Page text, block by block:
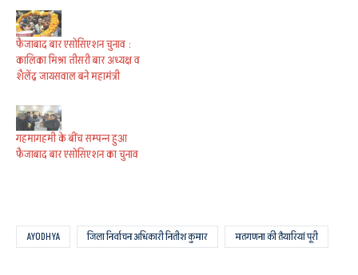
फैजाबाद बार एसोसिएशन चुनाव :
कालिका मिश्रा तीसरी बार अध्यक्ष व
शैलेंद्र जायसवाल बने महामंत्री
गहमागहमी के बींच सम्पन्न हुआ
फैजाबाद बार एसोसिएशन का चुनाव
AYODHYA जिला निर्वाचन अधिकारी नितीश कुमार मतगणना की तैयारियां पूरी